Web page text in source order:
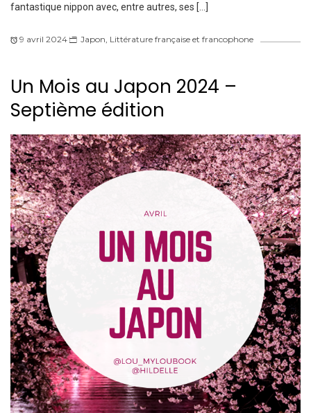
fantastique nippon avec, entre autres, ses […]
9 avril 2024 Japon Littérature française et francophone
Un Mois au Japon 2024 –
Septième édition